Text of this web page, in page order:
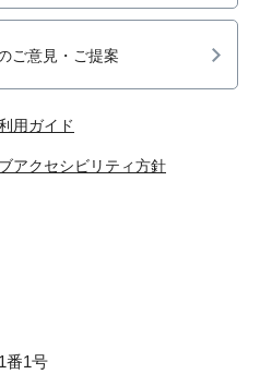
ご意見・ご提案
用ガイド
アクセシビリティ方針
番1号